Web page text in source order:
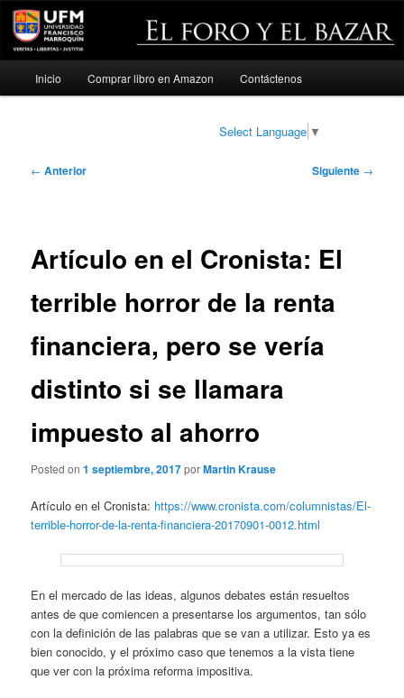
Ir
Inicio Comprar libro en Amazon Contáctenos
Select Language ▼
Navegación
← Anterior Siguiente →
Artículo en el Cronista: El
terrible horror de la renta
financiera, pero se vería
distinto si se llamara
impuesto al ahorro
Posted on1 septiembre, 2017porMartin Krause
Artículo en el Cronista: https://www.cronista.com/columnistas/El-
terrible-horror-de-la-renta-financiera-20170901-0012.html
En el mercado de las ideas, algunos debates están resueltos
antes de que comiencen a presentarse los argumentos, tan sólo
con la definición de las palabras que se van a utilizar. Esto ya es
bien conocido, y el próximo caso que tenemos a la vista tiene
que ver con la próxima reforma impositiva.